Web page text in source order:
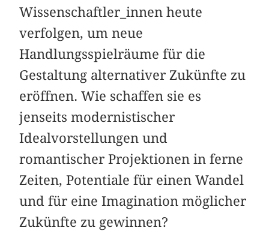
Wissenschaftler_innen heute
verfolgen, um neue
Handlungsspielräume für die
Gestaltung alternativer Zukünfte zu
eröffnen. Wie schaffen sie es
jenseits modernistischer
Idealvorstellungen und
romantischer Projektionen in ferne
Zeiten, Potentiale für einen Wandel
und für eine Imagination möglicher
Zukünfte zu gewinnen?